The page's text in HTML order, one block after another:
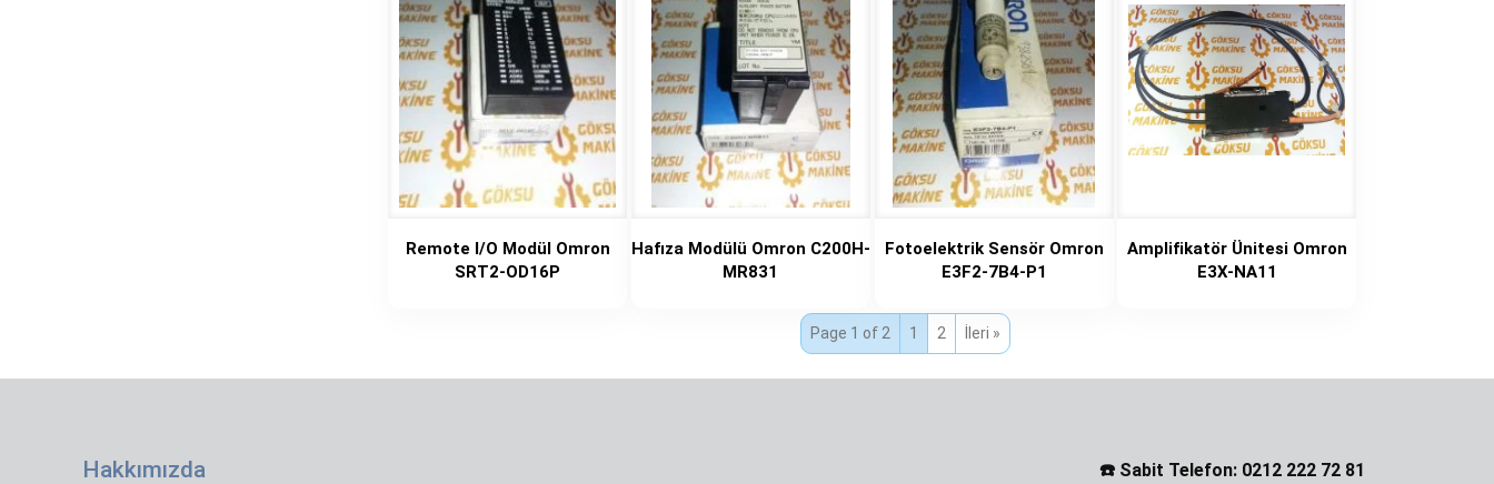
Remote I/O Modül Omron
SRT2-OD16P
Hafıza Modülü Omron C200H-
MR831
Fotoelektrik Sensör Omron
E3F2-7B4-P1
Amplifikatör Ünitesi Omron
E3X-NA11
Page 1 of 2 1 2 İleri »
Hakkımızda ☎️ Sabit Telefon: 0212 222 72 81